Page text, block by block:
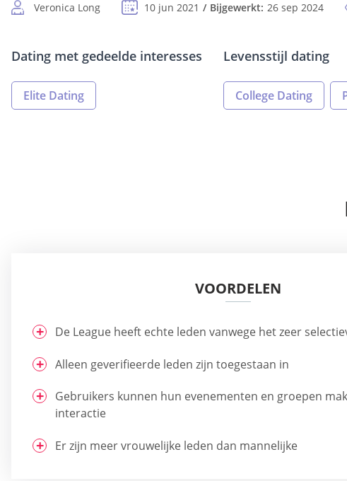
Veronica Long 10 jun 2021 Bijgewerkt: 26 sep 2024
Dating met gedeelde interesses
Elite Dating
Levensstijl dating
College Dating
VOORDELEN
De League heeft echte leden vanwege het zeer
Alleen geverifieerde leden zijn toegestaan in
Gebruikers kunnen hun evenementen en groepen
interactie
Er zijn meer vrouwelijke leden dan mannelijke